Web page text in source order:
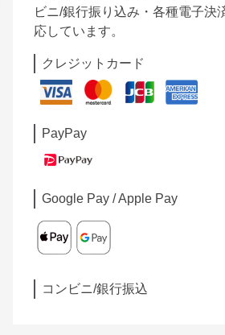
ビニ/銀行振り込み・各種電子決
応しています。
クレジットカード
PayPay
Google Pay / Apple Pay
コンビニ/銀行振込